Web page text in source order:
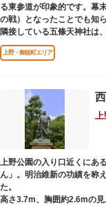
る東参道が印象的です。幕
の戦）となったことでも知
隣接している五條天神社は
祈願の参拝者が多く、相殿
境内がつながっており、ま
すが、それぞれ別々の由緒
参拝は6:00～17:00（御朱
上野・御徒町エリア
上野公園の入り口近くにあ
ん」。明治維新の功績を称
た。
高さ3.7m、胸囲約2.6mの